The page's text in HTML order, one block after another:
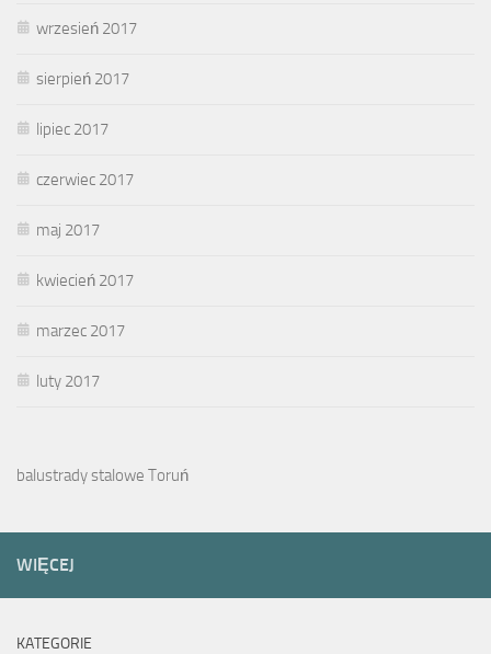
wrzesień 2017
sierpień 2017
lipiec 2017
czerwiec 2017
maj 2017
kwiecień 2017
marzec 2017
luty 2017
balustrady stalowe Toruń
WIĘCEJ
KATEGORIE